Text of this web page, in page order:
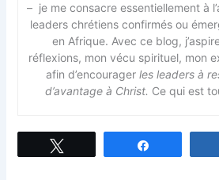
– je me consacre essentiellement à
leaders chrétiens confirmés ou
en Afrique. Avec ce blog,
réflexions, mon vécu spirituel, mon
afin d’encourager les leaders à
d’avantage à Christ. Ce qui est